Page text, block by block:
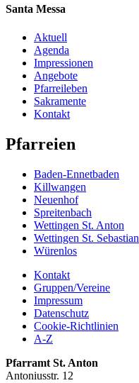
Santa Messa
Aktuell
Agenda
Impressionen
Angebote
Pfarreileben
Sakramente
Kontakt
Pfarreien
Baden-Ennetbaden
Killwangen
Neuenhof
Spreitenbach
Wettingen St. Anton
Wettingen St. Sebastian
Würenlos
Kontakt
Gruppen/Vereine
Impressum
Datenschutz
Cookie-Richtlinien
A-Z
Pfarramt St. Anton
Antoniusstr. 12